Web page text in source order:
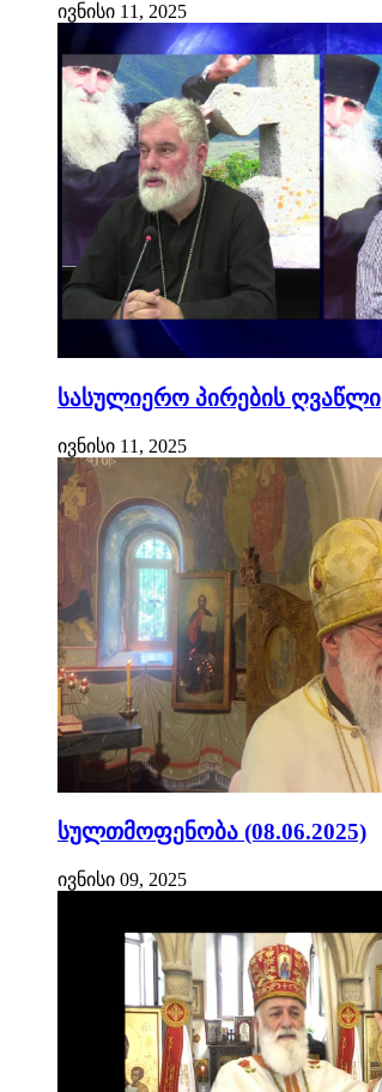
ივნისი 11, 2025
სასულიერო პირების ღვაწლი
ივნისი 11, 2025
სულთმოფენობა (08.06.2025)
ივნისი 09, 2025